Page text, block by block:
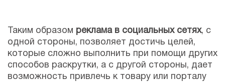
Таким образом реклама в социальных сетях, с
одной стороны, позволяет достичь целей,
которые сложно выполнить при помощи других
способов раскрутки, а с другой стороны, дает
возможность привлечь к товару или порталу